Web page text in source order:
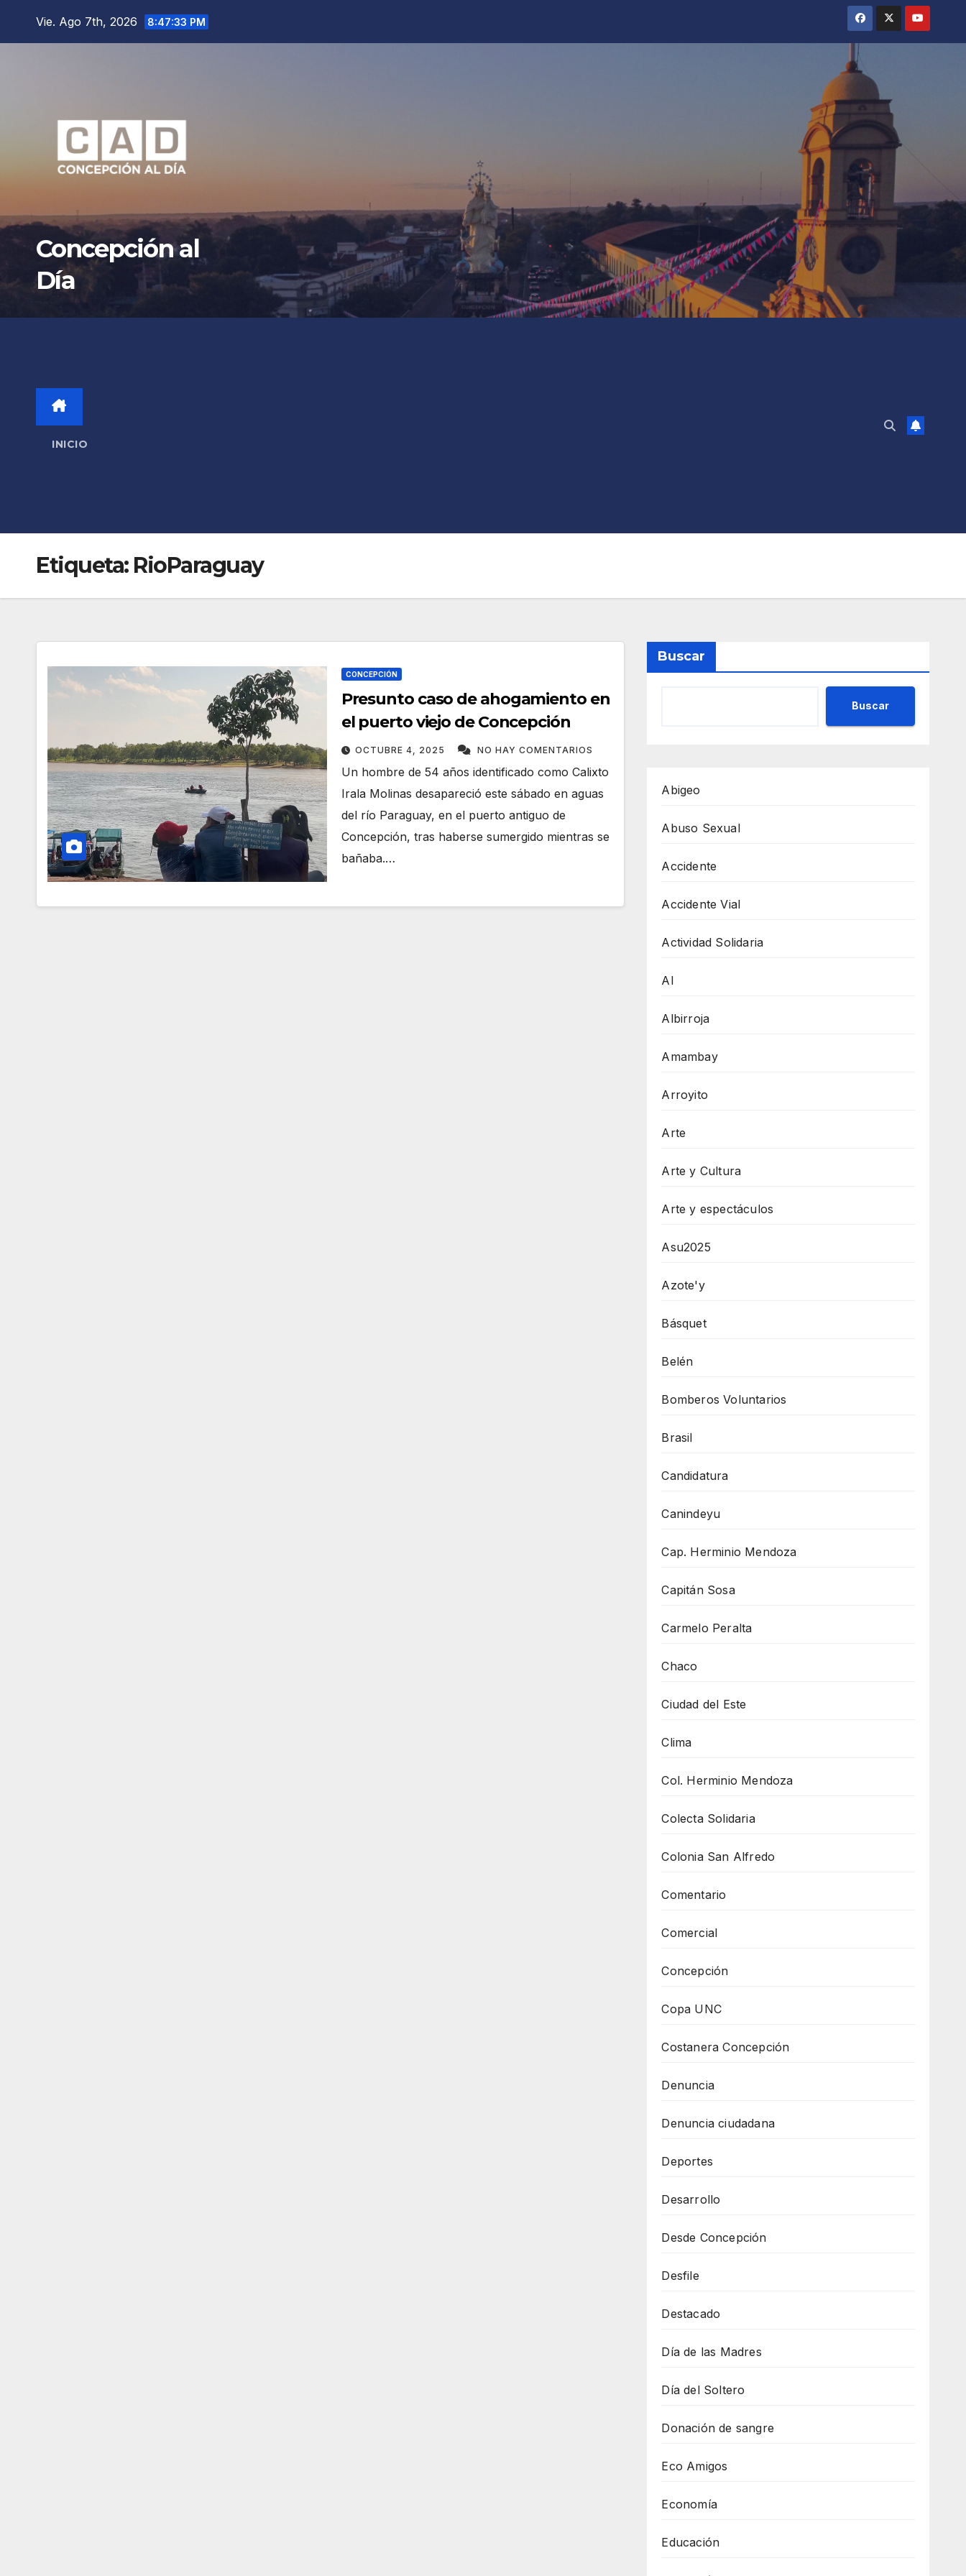
Vie. Ago 7th, 2026 8:47:35 PM
Concepción al
Día
INICIO
Etiqueta: RioParaguay
CONCEPCIÓN
Presunto caso de ahogamiento en
el puerto viejo de Concepción
OCTUBRE 4, 2025 NO HAY COMENTARIOS
Un hombre de 54 años identificado como Calixto
Irala Molinas desapareció este sábado en aguas
del río Paraguay, en el puerto antiguo de
Concepción, tras haberse sumergido mientras se
bañaba.…
Buscar
Buscar
Abigeo
Abuso Sexual
Accidente
Accidente Vial
Actividad Solidaria
AI
Albirroja
Amambay
Arroyito
Arte
Arte y Cultura
Arte y espectáculos
Asu2025
Azote'y
Básquet
Belén
Bomberos Voluntarios
Brasil
Candidatura
Canindeyu
Cap. Herminio Mendoza
Capitán Sosa
Carmelo Peralta
Chaco
Ciudad del Este
Clima
Col. Herminio Mendoza
Colecta Solidaria
Colonia San Alfredo
Comentario
Comercial
Concepción
Copa UNC
Costanera Concepción
Denuncia
Denuncia ciudadana
Deportes
Desarrollo
Desde Concepción
Desfile
Destacado
Día de las Madres
Día del Soltero
Donación de sangre
Eco Amigos
Economía
Educación